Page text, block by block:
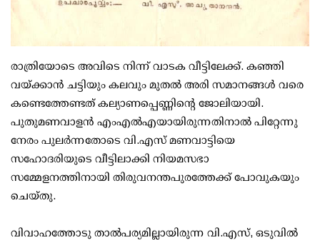
രാത്രിയോടെ അവിടെ നിന്ന് വാടക വീട്ടിലേക്ക്. കഞ്ഞി
വയ്ക്കാന്‍ ചട്ടിയും കലവും മുതല്‍ അരി സമാനങ്ങള്‍ വരെ
കണ്ടെത്തേണ്ടത് കല്യാണപ്പെണ്ണിന്റെ ജോലിയായി.
പുതുമണവാളന്‍ എംഎല്‍എയായിരുന്നതിനാല്‍ പിറ്റേന്നു
നേരം പുലര്‍ന്നതോടെ വി.എസ് മണവാട്ടിയെ
സഹോദരിയുടെ വീട്ടിലാക്കി നിയമസഭാ
സമ്മേളനത്തിനായി തിരുവനന്തപുരത്തേക്ക് പോവുകയും
ചെയ്തു.
വിവാഹത്തോടു താല്‍പര്യമില്ലായിരുന്ന വി.എസ്, ഒടുവില്‍